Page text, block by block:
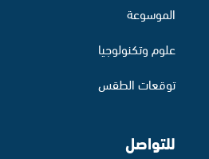
الموسوعة
علوم وتكنولوجيا
توقعات الطقس
للتواصل